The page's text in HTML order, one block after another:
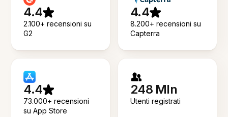
4.4
2.100+ recensioni su
G2
4.4
8.200+ recensioni su
Capterra
4.4
73.000+ recensioni
su App Store
248 Mln
Utenti registrati